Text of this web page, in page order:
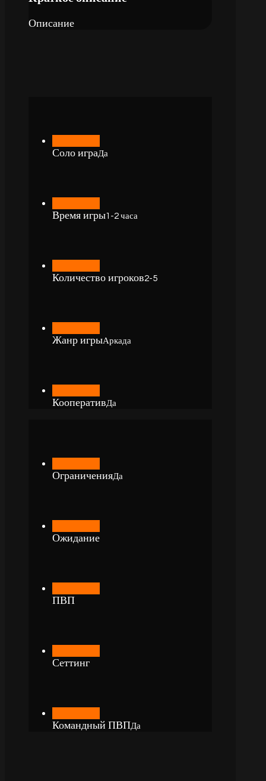
Описание
Соло играДа
Время игры1-2 часа
Количество игроков2-5
Жанр игрыАркада
КооперативДа
ОграниченияДа
Ожидание
ПВП
Сеттинг
Командный ПВПДа